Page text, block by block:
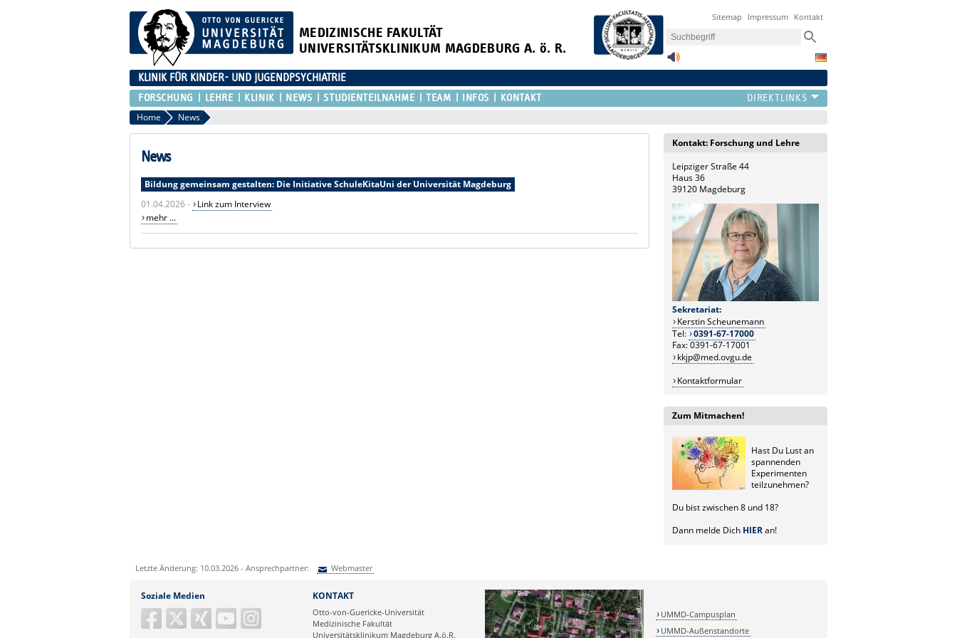
MEDIZINISCHE FAKULTÄT
UNIVERSITÄTSKLINIKUM MAGDEBURG A. ö. R.
Sitemap Impressum Kontakt
KLINIK FÜR KINDER- UND JUGENDPSYCHIATRIE
FORSCHUNG LEHRE KLINIK NEWS STUDIENTEILNAHME TEAM INFOS KONTAKT
Home News
News
Bildung gemeinsam gestalten: Die Initiative SchuleKitaUni der Universität Magdeburg
01.04.2026 -
Link zum Interview
mehr ...
Kontakt: Forschung und Lehre
Leipziger Straße 44
Haus 36
39120 Magdeburg
Sekretariat:
Kerstin Scheunemann
Tel: 0391-67-17000
Fax: 0391-67-17001
kkjp@med.ovgu.de
Kontaktformular
Zum Mitmachen!
Hast Du Lust an
spannenden
Experimenten
teilzunehmen?
Du bist zwischen 8 und 18?
Dann melde Dich HIERan!
Letzte Änderung: 10.03.2026 - Ansprechpartner: Webmaster
Ihre E-Mailadresse:
Soziale Medien KONTAKT
Otto-von-Guericke-Universität
Medizinische Fakultät
Universitätsklinikum Magdeburg A.ö.R.
UMMD-Campusplan
UMMD-Außenstandorte